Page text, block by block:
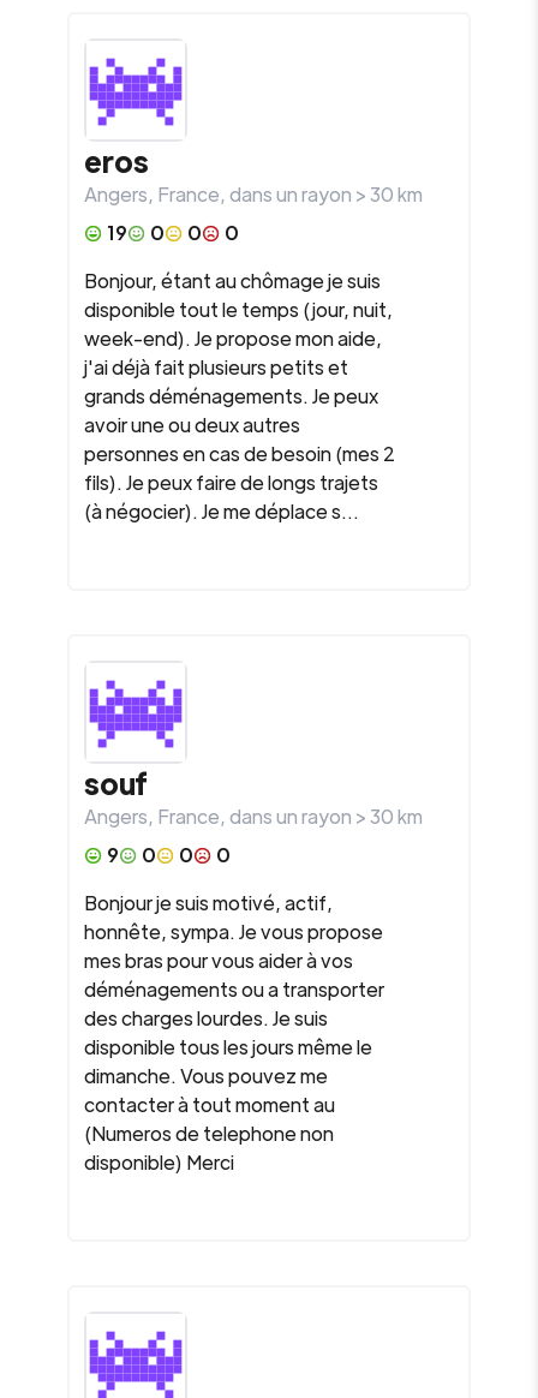
eros
Angers, France, dans un rayon >30km
19
0 0
0
Bonjour, étant au chômage je suis
disponible tout le temps (jour, nuit,
week-end). Je propose mon aide,
j'ai déjà fait plusieurs petits et
grands déménagements. Je peux
avoir une ou deux autres
personnes en cas de besoin (mes 2
fils). Je peux faire de longs trajets
(à négocier). Je me déplace s...
souf
Angers, France, dans un rayon >30km
9
0 0
0
Bonjour je suis motivé, actif,
honnête, sympa. Je vous propose
mes bras pour vous aider à vos
déménagements ou a transporter
des charges lourdes. Je suis
disponible tous les jours même le
dimanche. Vous pouvez me
contacter à tout moment au
(Numeros de telephone non
disponible) Merci